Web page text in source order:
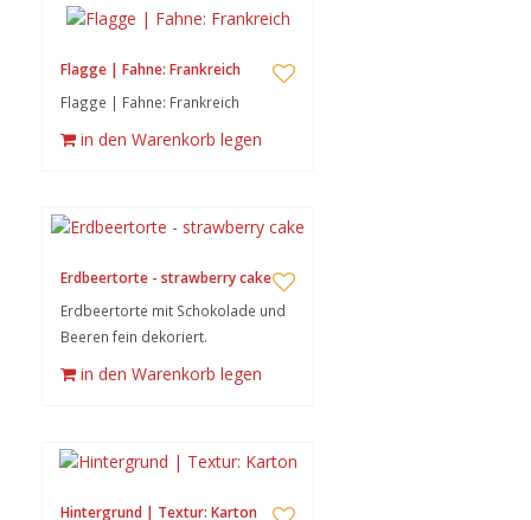
Flagge | Fahne: Frankreich
Flagge | Fahne: Frankreich
in den Warenkorb legen
Erdbeertorte - strawberry cake
Erdbeertorte mit Schokolade und
Beeren fein dekoriert.
in den Warenkorb legen
Hintergrund | Textur: Karton